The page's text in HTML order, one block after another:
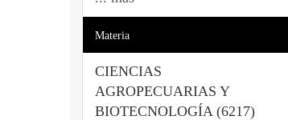
Materia
CIENCIAS
AGROPECUARIAS Y
BIOTECNOLOGÍA (6217)